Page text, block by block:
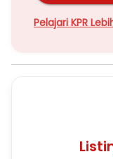
Pelajari KPR